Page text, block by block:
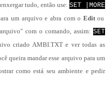
tudo, então use: SET |MORE
um arquivo e abra com o Editou
com o comando, assim: SET
criado AMBI.TXT e ver todas as
queira mandar esse arquivo para um
como está seu ambiente e pedir